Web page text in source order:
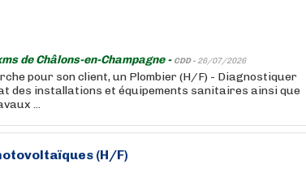
de Châlons-en-Champagne - CDD - 26/07/2026
pour son client, un Plombier (H/F) - Diagnostiquer
des installations et équipements sanitaires ainsi que
...
(H/F)